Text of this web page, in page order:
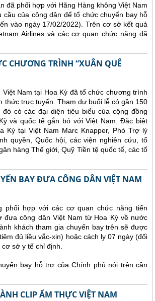
đã phối hợp với Hãng Hàng không Việt Nam
của công dân để tổ chức chuyến bay hỗ
vào ngày 17/02/2022). Trên cơ sở kết quả
Airlines và các cơ quan chức năng đã
CHƯƠNG TRÌNH “XUÂN QUÊ
Nam tại Hoa Kỳ đã tổ chức chương trình
thức trực tuyến. Tham dự buổi lễ có gần 150
có các đại diện tiêu biểu của cộng đồng
và quốc tế gắn bó với Việt Nam. Đặc biệt
tại Việt Nam Marc Knapper, Phó Trợ lý
quyền, Quốc hội, các viện nghiên cứu, tổ
hàng Thế giới, Quỹ Tiền tệ quốc tế, các tổ
BAY ĐƯA CÔNG DÂN VIỆT NAM
phối hợp với các cơ quan chức năng tiến
đưa công dân Việt Nam từ Hoa Kỳ về nước
khách tham gia chuyến bay trên sẽ được
đủ liều vắc-xin) hoặc cách ly 07 ngày (đối
sở y tế chỉ định.
bay hỗ trợ của Chính phủ nói trên cần
CLIP ẨM THỰC VIỆT NAM